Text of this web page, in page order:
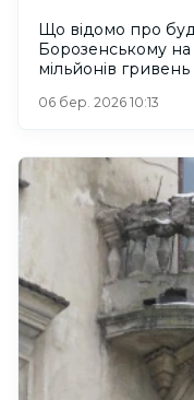
Що відомо про
Борозенському
мільйонів гривень
06 бер. 2026 10:13